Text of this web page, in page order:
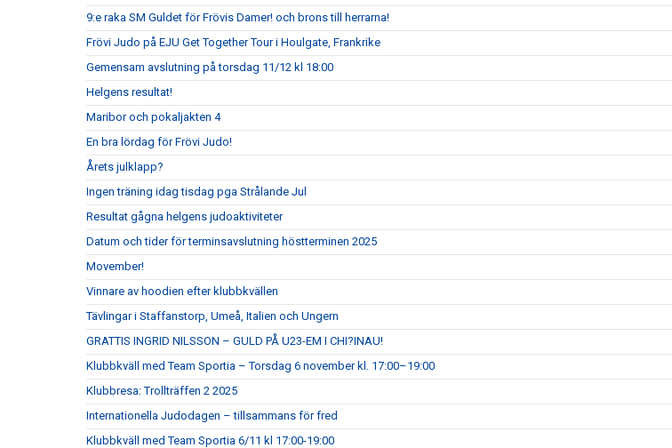
9:e raka SM Guldet för Frövis Damer! och brons till herrarna!
Frövi Judo på EJU Get Together Tour i Houlgate, Frankrike
Gemensam avslutning på torsdag 11/12 kl 18:00
Helgens resultat!
Maribor och pokaljakten 4
En bra lördag för Frövi Judo!
Årets julklapp?
Ingen träning idag tisdag pga Strålande Jul
Resultat gågna helgens judoaktiviteter
Datum och tider för terminsavslutning höstterminen 2025
Movember!
Vinnare av hoodien efter klubbkvällen
Tävlingar i Staffanstorp, Umeå, Italien och Ungern
GRATTIS INGRID NILSSON – GULD PÅ U23-EM I CHI?INAU!
Klubbkväll med Team Sportia – Torsdag 6 november kl. 17:00–19:00
Klubbresa: Trollträffen 2 2025
Internationella Judodagen – tillsammans för fred
Klubbkväll med Team Sportia 6/11 kl 17:00-19:00